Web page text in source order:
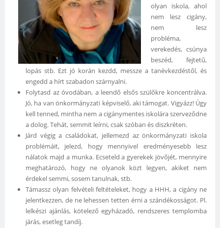
olyan iskola, ahol
nem lesz cigány,
nem lesz
probléma,
verekedés, csúnya
beszéd, fejtetű,
lopás stb. Ezt jó korán kezdd, messze a tanévkezdéstől, és
engedd a hírt szabadon szárnyalni.
Folytasd az óvodában, a leendő elsős szülőkre koncentrálva.
Jó, ha van önkormányzati képviselő, aki támogat. Vigyázz! Úgy
kell tenned, mintha nem a cigánymentes iskolára szerveződne
a dolog. Tehát, semmit leírni, csak szóban és diszkréten.
Járd végig a családokat, jellemezd az önkormányzati iskola
problémáit, jelezd, hogy mennyivel eredményesebb lesz
nálatok majd a munka. Ecseteld a gyerekek jövőjét, mennyire
meghatározó, hogy ne olyanok közt legyen, akiket nem
érdekel semmi, sosem tanulnak, stb.
Támassz olyan felvételi feltételeket, hogy a HHH, a cigány ne
jelentkezzen, de ne lehessen tetten érni a szándékosságot. Pl.
lelkészi ajánlás, kötelező egyházadó, rendszeres templomba
járás, esetleg tandíj.